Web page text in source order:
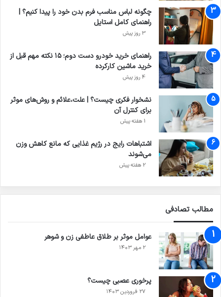
چگونه لباس مناسب فرم بدن خود را پیدا کنیم؟ |
راهنمای کامل استایل
3 روز پیش
راهنمای خرید خودرو دست دوم؛ ۱۵ نکته مهم قبل از
خرید ماشین کارکرده
4 روز پیش
نشخوار فکری چیست؟ | علت،علائم و روش‌های موثر
برای کنترل آن
1 هفته پیش
اشتباهات رایج در رژیم غذایی که مانع کاهش وزن
می‌شوند
2 هفته پیش
مطالب تصادفی
عوامل موثر بر طلاق عاطفی زن و شوهر
۲ مهر ۱۴۰۳
پرخوری عصبی چیست؟
۲۷ فروردین ۱۴۰۳